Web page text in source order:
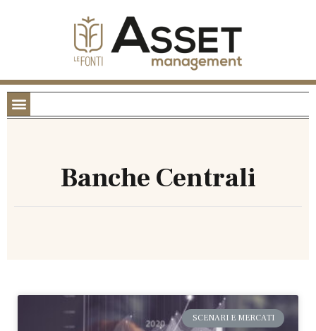
Banche Centrali
SCENARI E MERCATI